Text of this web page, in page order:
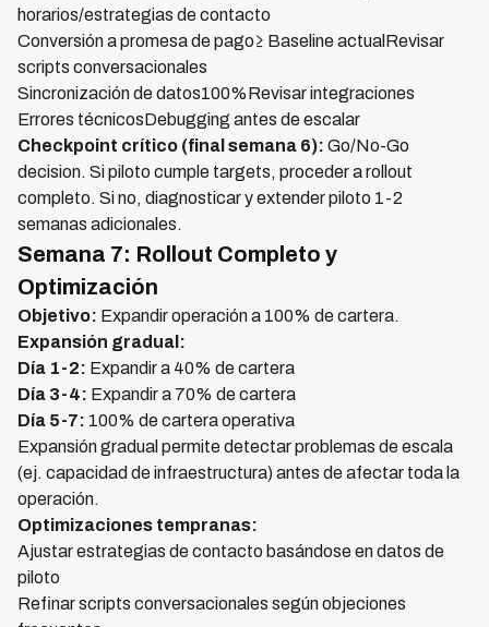
horarios/estrategias de contacto
Conversión a promesa de pago≥ Baseline actualRevisar
scripts conversacionales
Sincronización de datos100%Revisar integraciones
Errores técnicosDebugging antes de escalar
Checkpoint crítico (final semana 6): Go/No-Go
decision. Si piloto cumple targets, proceder a rollout
completo. Si no, diagnosticar y extender piloto 1-2
semanas adicionales.
Semana 7: Rollout Completo y
Optimización
Objetivo: Expandir operación a 100% de cartera.
Expansión gradual:
Día 1-2: Expandir a 40% de cartera
Día 3-4: Expandir a 70% de cartera
Día 5-7: 100% de cartera operativa
Expansión gradual permite detectar problemas de escala
(ej. capacidad de infraestructura) antes de afectar toda la
operación.
Optimizaciones tempranas:
Ajustar estrategias de contacto basándose en datos de
piloto
Refinar scripts conversacionales según objeciones